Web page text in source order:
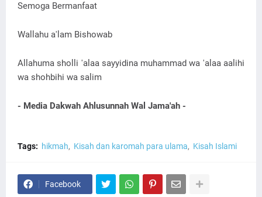
Semoga Bermanfaat
Wallahu a'lam Bishowab
Allahuma sholli 'alaa sayyidina muhammad wa 'alaa aalihi
wa shohbihi wa salim
- Media Dakwah Ahlusunnah Wal Jama'ah -
Tags: hikmah Kisah dan karomah para ulama Kisah Islami
Facebook